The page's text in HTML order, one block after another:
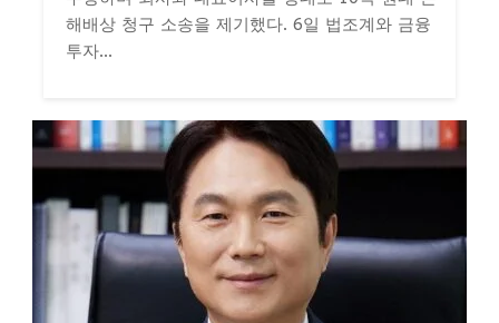
해배상 청구 소송을 제기했다. 6일 법조계와 금융
투자...